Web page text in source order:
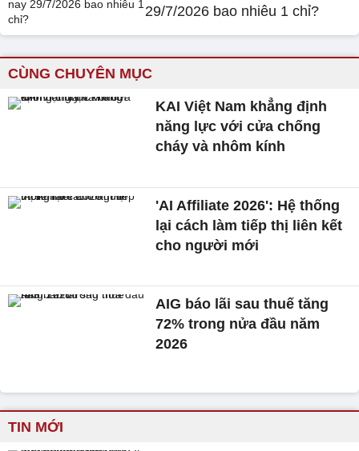
29/7/2026 bao nhiêu 1 chỉ?
CÙNG CHUYÊN MỤC
KAI Việt Nam khẳng định
năng lực với cửa chống
cháy và nhôm kính
'AI Affiliate 2026': Hệ thống
lại cách làm tiếp thị liên kết
cho người mới
AIG báo lãi sau thuế tăng
72% trong nửa đầu năm
2026
TIN MỚI